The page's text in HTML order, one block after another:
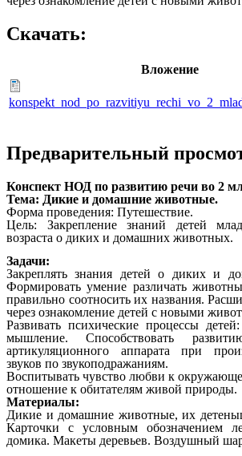
Скачать:
Вложение
Предварительный
Конспект НОД по развитию речи во 2
Тема: Дикие и домашние животные.
Форма проведения: Путешествие.
Цель: Закрепление знаний детей
возраста о диких и домашних животных.
Задачи:
Закреплять знания детей о диких и
Формировать умение различать
правильно соотносить их названия.
через ознакомление детей с новыми
Развивать психические процессы
мышление. Способствовать
артикуляционного аппарата при
звуков по звукоподражаниям.
Воспитывать чувство любви к
отношение к обитателям живой природы.
Материалы:
Дикие и домашние животные, их
Карточки с условным обозначением
домика. Макеты деревьев. Воздушный